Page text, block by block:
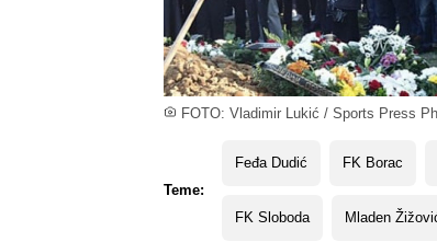
FOTO: Vladimir Lukić / Sports Press
Teme:
Feđa Dudić FK Borac
FK Sloboda Mladen